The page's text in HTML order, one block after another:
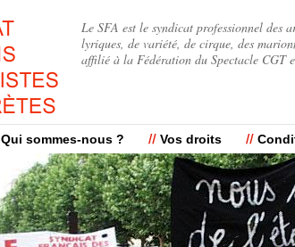
Le SFA est le syndicat professionnel des
lyriques, de variété, de cirque, des
affilié à la Fédération du Spectacle CGT
Qui sommes-nous ? Vos droits